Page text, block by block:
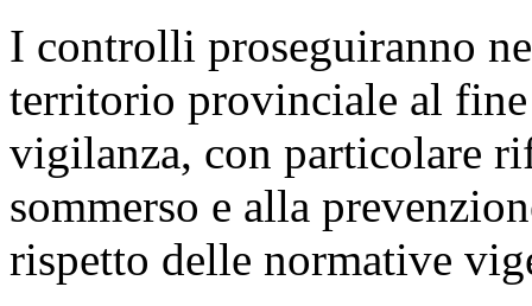
I controlli proseguiranno
territorio provinciale al
vigilanza, con particolare
sommerso e alla
rispetto delle normative